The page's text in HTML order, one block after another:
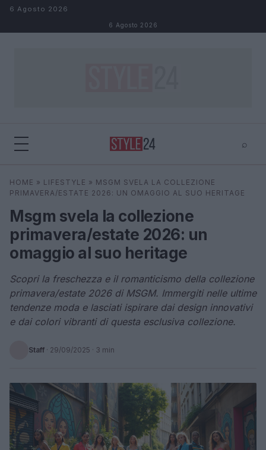
Salta al contenuto
6 Agosto 2026
6 Agosto 2026
⌕
Cerca
HOME » LIFESTYLE » MSGM SVELA LA COLLEZIONE
PRIMAVERA/ESTATE 2026: UN OMAGGIO AL SUO HERITAGE
Msgm svela la collezione
primavera/estate 2026: un
omaggio al suo heritage
Scopri la freschezza e il romanticismo della collezione
primavera/estate 2026 di MSGM. Immergiti nelle ultime
tendenze moda e lasciati ispirare dai design innovativi
e dai colori vibranti di questa esclusiva collezione.
Staff · 29/09/2025 · 3 min